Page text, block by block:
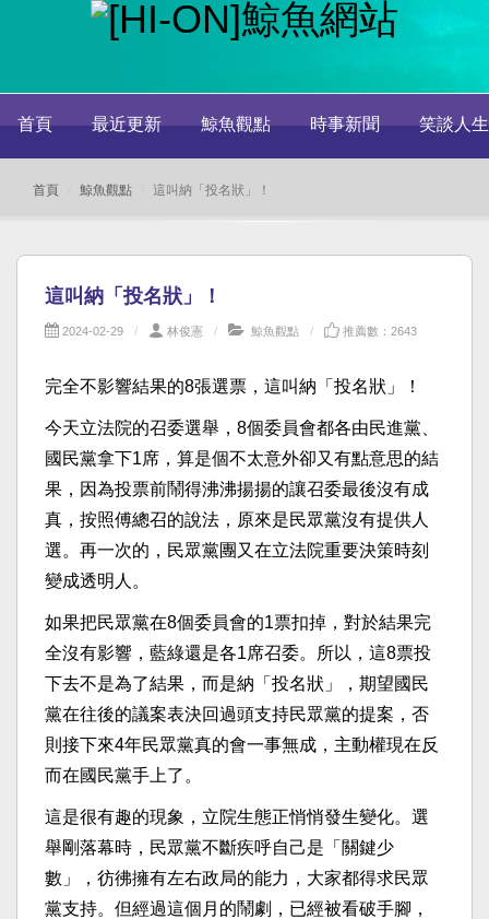
首頁 最近更新 鯨魚觀點 時事新聞 笑談人生
首頁 鯨魚觀點 這叫納「投名狀」！
這叫納「投名狀」！
2024-02-29 林俊憲 鯨魚觀點 推薦數：2643
完全不影響結果的8張選票，這叫納「投名狀」！
今天立法院的召委選舉，8個委員會都各由民進黨、
國民黨拿下1席，算是個不太意外卻又有點意思的結
果，因為投票前鬧得沸沸揚揚的讓召委最後沒有成
真，按照傅總召的說法，原來是民眾黨沒有提供人
選。再一次的，民眾黨團又在立法院重要決策時刻
變成透明人。
如果把民眾黨在8個委員會的1票扣掉，對於結果完
全沒有影響，藍綠還是各1席召委。所以，這8票投
下去不是為了結果，而是納「投名狀」，期望國民
黨在往後的議案表決回過頭支持民眾黨的提案，否
則接下來4年民眾黨真的會一事無成，主動權現在反
而在國民黨手上了。
這是很有趣的現象，立院生態正悄悄發生變化。選
舉剛落幕時，民眾黨不斷疾呼自己是「關鍵少
數」，彷彿擁有左右政局的能力，大家都得求民眾
黨支持。但經過這個月的鬧劇，已經被看破手腳，